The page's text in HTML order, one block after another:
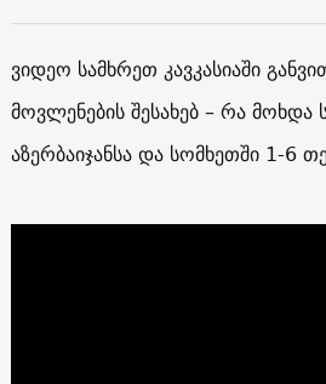
ვიდეო სამხრეთ კავკასიაში
მოვლენების შესახებ – რა
აზერბაიჯანსა და სომხეთში 1-6